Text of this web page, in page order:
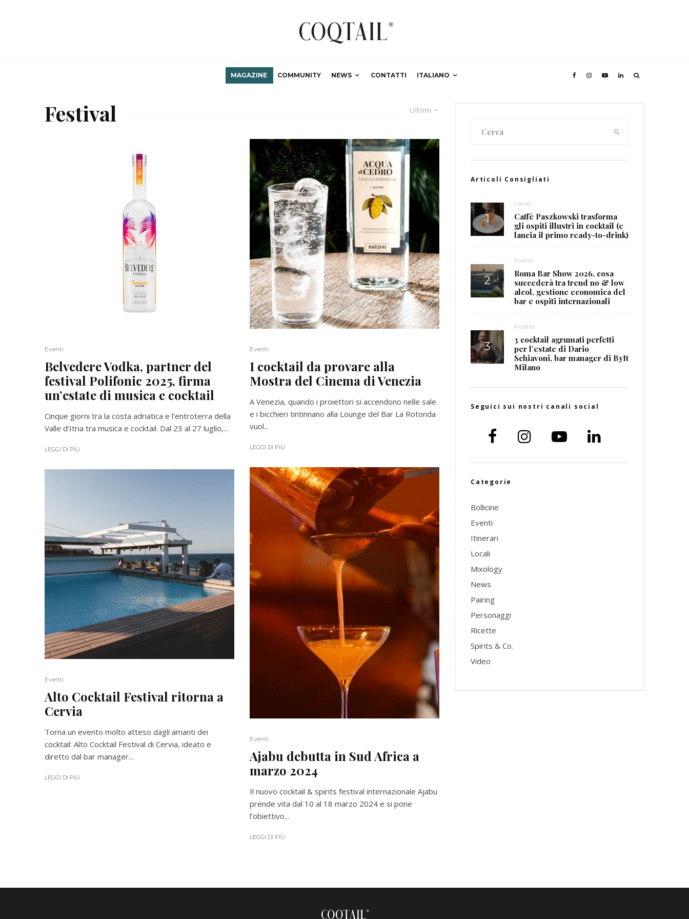
MAGAZINE COMMUNITY NEWS CONTATTI ITALIANO
Ultimi
Festival
Eventi
Belvedere Vodka, partner del
festival Polifonic 2025, firma
un’estate di musica e cocktail
Cinque giorni tra la costa adriatica e l’entroterra della
Valle d’Itria tra musica e cocktail. Dal 23 al 27 luglio,...
LEGGI DI PIÙ
Eventi
Alto Cocktail Festival ritorna a
Cervia
Torna un evento molto atteso dagli amanti dei
cocktail: Alto Cocktail Festival di Cervia, ideato e
diretto dal bar manager...
LEGGI DI PIÙ
Eventi
I cocktail da provare alla
Mostra del Cinema di Venezia
A Venezia, quando i proiettori si accendono nelle sale
e i bicchieri tintinnano alla Lounge del Bar La Rotonda
vuol...
LEGGI DI PIÙ
Eventi
Ajabu debutta in Sud Africa a
marzo 2024
Il nuovo cocktail & spirits festival internazionale Ajabu
prende vita dal 10 al 18 marzo 2024 e si pone
l’obiettivo...
LEGGI DI PIÙ
Articoli Consigliati
Locali
Caffè Paszkowski trasforma
gli ospiti illustri in cocktail (e
lancia il primo ready-to-drink)
Eventi
Roma Bar Show 2026, cosa
succederà tra trend no & low
alcol, gestione economica del
bar e ospiti internazionali
Ricette
3 cocktail agrumati perfetti
per l’estate di Dario
Schiavoni, bar manager di ByIt
Milano
Seguici sui nostri canali social
Categorie
Bollicine
Eventi
Itinerari
Locali
Mixology
News
Pairing
Personaggi
Ricette
Spirits & Co.
Video